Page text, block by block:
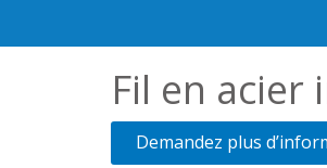
Fil en
Demandez plus